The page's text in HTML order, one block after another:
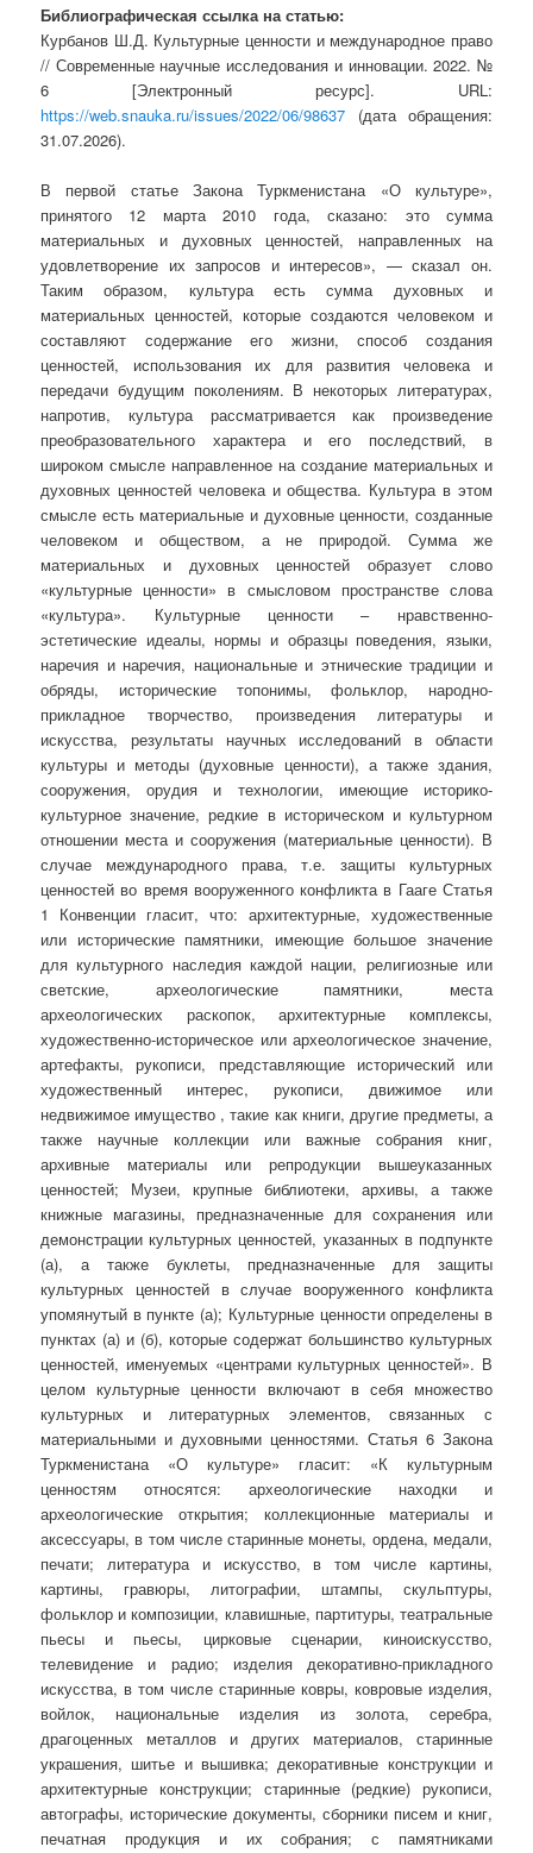
Библиографическая ссылка на статью:
Курбанов Ш.Д. Культурные ценности и международное право
// Современные научные исследования и инновации. 2022. №
6 [Электронный ресурс]. URL:
https://web.snauka.ru/issues/2022/06/98637 (дата обращения:
31.07.2026).
В первой статье Закона Туркменистана «О культуре»,
принятого 12 марта 2010 года, сказано: это сумма
материальных и духовных ценностей, направленных на
удовлетворение их запросов и интересов», — сказал он.
Таким образом, культура есть сумма духовных и
материальных ценностей, которые создаются человеком и
составляют содержание его жизни, способ создания
ценностей, использования их для развития человека и
передачи будущим поколениям. В некоторых литературах,
напротив, культура рассматривается как произведение
преобразовательного характера и его последствий, в
широком смысле направленное на создание материальных и
духовных ценностей человека и общества. Культура в этом
смысле есть материальные и духовные ценности, созданные
человеком и обществом, а не природой. Сумма же
материальных и духовных ценностей образует слово
«культурные ценности» в смысловом пространстве слова
«культура». Культурные ценности – нравственно-
эстетические идеалы, нормы и образцы поведения, языки,
наречия и наречия, национальные и этнические традиции и
обряды, исторические топонимы, фольклор, народно-
прикладное творчество, произведения литературы и
искусства, результаты научных исследований в области
культуры и методы (духовные ценности), а также здания,
сооружения, орудия и технологии, имеющие историко-
культурное значение, редкие в историческом и культурном
отношении места и сооружения (материальные ценности). В
случае международного права, т.е. защиты культурных
ценностей во время вооруженного конфликта в Гааге Статья
1 Конвенции гласит, что: архитектурные, художественные
или исторические памятники, имеющие большое значение
для культурного наследия каждой нации, религиозные или
светские, археологические памятники, места
археологических раскопок, архитектурные комплексы,
художественно-историческое или археологическое значение,
артефакты, рукописи, представляющие исторический или
художественный интерес, рукописи, движимое или
недвижимое имущество , такие как книги, другие предметы, а
также научные коллекции или важные собрания книг,
архивные материалы или репродукции вышеуказанных
ценностей; Музеи, крупные библиотеки, архивы, а также
книжные магазины, предназначенные для сохранения или
демонстрации культурных ценностей, указанных в подпункте
(а), а также буклеты, предназначенные для защиты
культурных ценностей в случае вооруженного конфликта
упомянутый в пункте (а); Культурные ценности определены в
пунктах (а) и (б), которые содержат большинство культурных
ценностей, именуемых «центрами культурных ценностей». В
целом культурные ценности включают в себя множество
культурных и литературных элементов, связанных с
материальными и духовными ценностями. Статья 6 Закона
Туркменистана «О культуре» гласит: «К культурным
ценностям относятся: археологические находки и
археологические открытия; коллекционные материалы и
аксессуары, в том числе старинные монеты, ордена, медали,
печати; литература и искусство, в том числе картины,
картины, гравюры, литографии, штампы, скульптуры,
фольклор и композиции, клавишные, партитуры, театральные
пьесы и пьесы, цирковые сценарии, киноискусство,
телевидение и радио; изделия декоративно-прикладного
искусства, в том числе старинные ковры, ковровые изделия,
войлок, национальные изделия из золота, серебра,
драгоценных металлов и других материалов, старинные
украшения, шитье и вышивка; декоративные конструкции и
архитектурные конструкции; старинные (редкие) рукописи,
автографы, исторические документы, сборники писем и книг,
печатная продукция и их собрания; с памятниками